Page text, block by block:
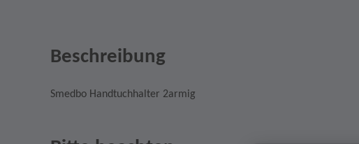
Beschreibung
Smedbo Handtuchhalter 2armig